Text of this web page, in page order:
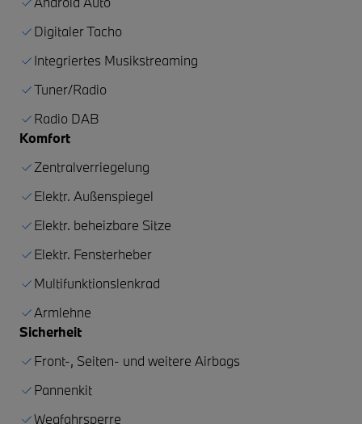
Digitaler Tacho
Integriertes Musikstreaming
Tuner/Radio
Radio DAB
Komfort
Zentralverriegelung
Elektr. Außenspiegel
Elektr. beheizbare Sitze
Elektr. Fensterheber
Multifunktionslenkrad
Armlehne
Sicherheit
Front-, Seiten- und weitere Airbags
Pannenkit
Wegfahrsperre